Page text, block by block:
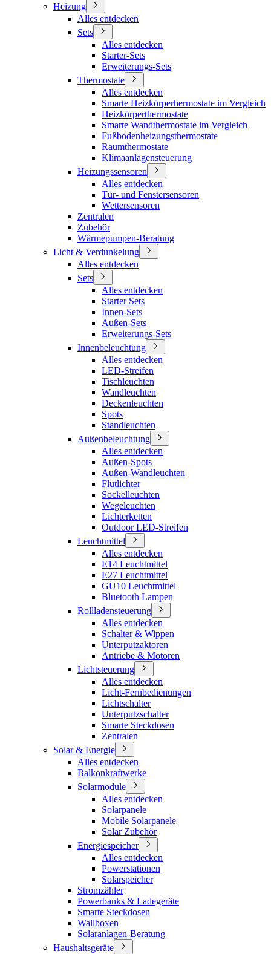
Heizung
Alles entdecken
Sets
Alles entdecken
Starter-Sets
Erweiterungs-Sets
Thermostate
Alles entdecken
Smarte Heizkörperhermostate im Vergleich
Heizkörperthermostate
Smarte Wandthermostate im Vergleich
Fußbodenheizungsthermostate
Raumthermostate
Klimaanlagensteuerung
Heizungssensoren
Alles entdecken
Tür- und Fenstersensoren
Wettersensoren
Zentralen
Zubehör
Wärmepumpen-Beratung
Licht & Verdunkelung
Alles entdecken
Sets
Alles entdecken
Starter Sets
Innen-Sets
Außen-Sets
Erweiterungs-Sets
Innenbeleuchtung
Alles entdecken
LED-Streifen
Tischleuchten
Wandleuchten
Deckenleuchten
Spots
Standleuchten
Außenbeleuchtung
Alles entdecken
Außen-Spots
Außen-Wandleuchten
Flutlichter
Sockelleuchten
Wegeleuchten
Lichterketten
Outdoor LED-Streifen
Leuchtmittel
Alles entdecken
E14 Leuchtmittel
E27 Leuchtmittel
GU10 Leuchtmittel
Bluetooth Lampen
Rollladensteuerung
Alles entdecken
Schalter & Wippen
Unterputzaktoren
Antriebe & Motoren
Lichtsteuerung
Alles entdecken
Licht-Fernbedienungen
Lichtschalter
Unterputzschalter
Smarte Steckdosen
Zentralen
Solar & Energie
Alles entdecken
Balkonkraftwerke
Solarmodule
Alles entdecken
Solarpanele
Mobile Solarpanele
Solar Zubehör
Energiespeicher
Alles entdecken
Powerstationen
Solarspeicher
Stromzähler
Powerbanks & Ladegeräte
Smarte Steckdosen
Wallboxen
Solaranlagen-Beratung
Haushaltsgeräte